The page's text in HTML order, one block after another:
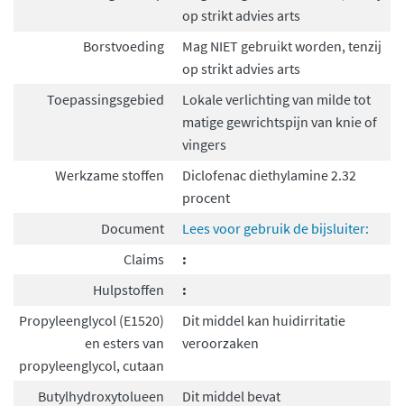
op strikt advies arts
Borstvoeding
Mag NIET gebruikt worden, tenzij
op strikt advies arts
Toepassingsgebied
Lokale verlichting van milde tot
matige gewrichtspijn van knie of
vingers
Werkzame stoffen
Diclofenac diethylamine 2.32
procent
Document
Lees voor gebruik de bijsluiter:
Claims
:
Hulpstoffen
:
Propyleenglycol (E1520)
en esters van
propyleenglycol, cutaan
Dit middel kan huidirritatie
veroorzaken
Butylhydroxytolueen
Dit middel bevat